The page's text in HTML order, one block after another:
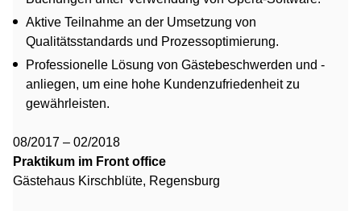
Aktive Teilnahme an der Umsetzung von
Qualitätsstandards und Prozessoptimierung.
Professionelle Lösung von Gästebeschwerden und -
anliegen, um eine hohe Kundenzufriedenheit zu
gewährleisten.
08/2017 – 02/2018
Praktikum im Front office
Gästehaus Kirschblüte, Regensburg